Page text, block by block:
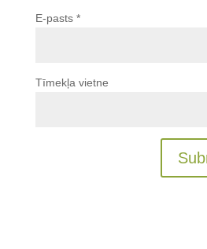
E-pasts *
Tīmekļa vietne